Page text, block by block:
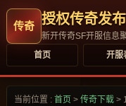
授权传奇发
新开传奇SF开服信息
首页
开服
当前位置 : 首页 > 传奇下载 >